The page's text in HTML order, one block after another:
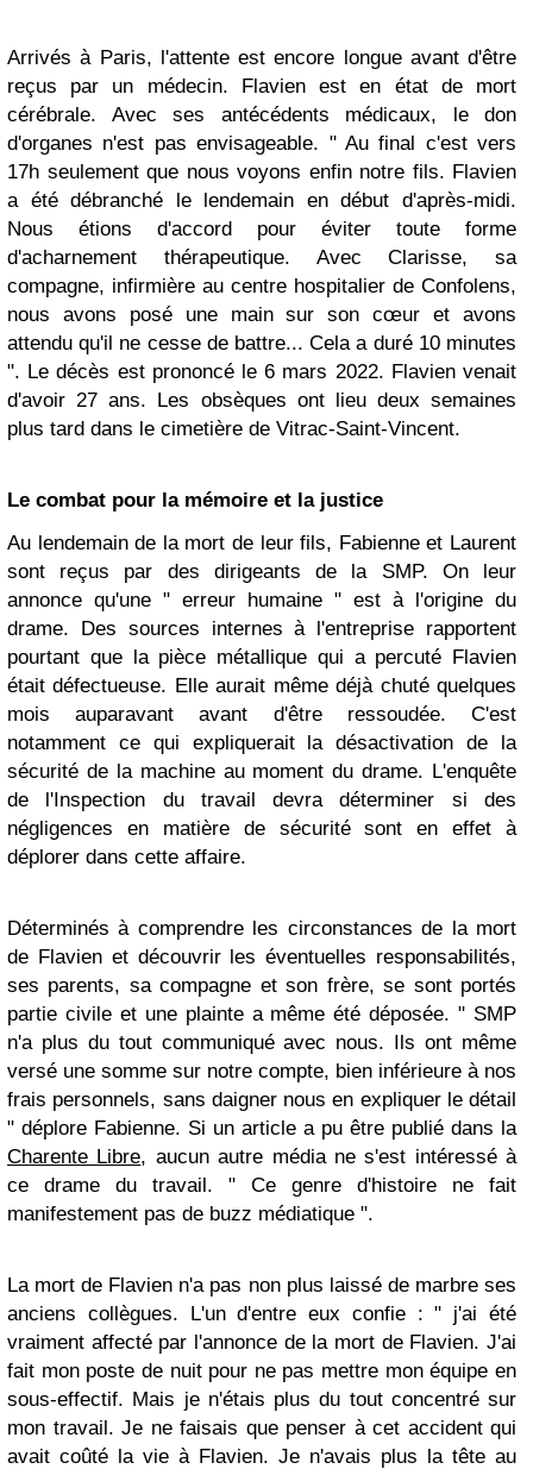
Arrivés à Paris, l'attente est encore longue avant d'être
reçus par un médecin. Flavien est en état de mort
cérébrale. Avec ses antécédents médicaux, le don
d'organes n'est pas envisageable. " Au final c'est vers
17h seulement que nous voyons enfin notre fils. Flavien
a été débranché le lendemain en début d'après-midi.
Nous étions d'accord pour éviter toute forme
d'acharnement thérapeutique. Avec Clarisse, sa
compagne, infirmière au centre hospitalier de Confolens,
nous avons posé une main sur son cœur et avons
attendu qu'il ne cesse de battre... Cela a duré 10 minutes
". Le décès est prononcé le 6 mars 2022. Flavien venait
d'avoir 27 ans. Les obsèques ont lieu deux semaines
plus tard dans le cimetière de Vitrac-Saint-Vincent.
Le combat pour la mémoire et la justice
Au lendemain de la mort de leur fils, Fabienne et Laurent
sont reçus par des dirigeants de la SMP. On leur
annonce qu'une " erreur humaine " est à l'origine du
drame. Des sources internes à l'entreprise rapportent
pourtant que la pièce métallique qui a percuté Flavien
était défectueuse. Elle aurait même déjà chuté quelques
mois auparavant avant d'être ressoudée. C'est
notamment ce qui expliquerait la désactivation de la
sécurité de la machine au moment du drame. L'enquête
de l'Inspection du travail devra déterminer si des
négligences en matière de sécurité sont en effet à
déplorer dans cette affaire.
Déterminés à comprendre les circonstances de la mort
de Flavien et découvrir les éventuelles responsabilités,
ses parents, sa compagne et son frère, se sont portés
partie civile et une plainte a même été déposée. " SMP
n'a plus du tout communiqué avec nous. Ils ont même
versé une somme sur notre compte, bien inférieure à nos
frais personnels, sans daigner nous en expliquer le détail
" déplore Fabienne. Si un article a pu être publié dans la
Charente Libre, aucun autre média ne s'est intéressé à
ce drame du travail. " Ce genre d'histoire ne fait
manifestement pas de buzz médiatique ".
La mort de Flavien n'a pas non plus laissé de marbre ses
anciens collègues. L'un d'entre eux confie : " j'ai été
vraiment affecté par l'annonce de la mort de Flavien. J'ai
fait mon poste de nuit pour ne pas mettre mon équipe en
sous-effectif. Mais je n'étais plus du tout concentré sur
mon travail. Je ne faisais que penser à cet accident qui
avait coûté la vie à Flavien. Je n'avais plus la tête au